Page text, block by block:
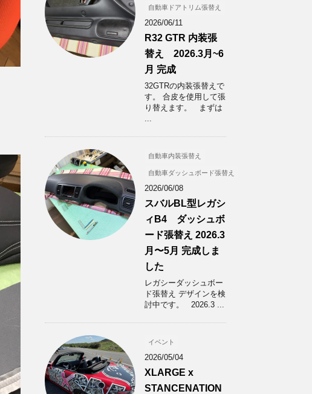
自動車ドアトリム張替え
2026/06/11
R32 GTR 内装張
替え 2026.3月~6
月 完成
32GTRの内装張替えで
す。 合皮を使用して張
り替えます。 まずは
...
自動車内装張替え
自動車ダッシュボード張替え
2026/06/08
スバルBL型レガシ
ィB4 ダッシュボ
ード張替え 2026.3
月〜5月 完成しま
した
レガシーダッシュボー
ド張替え デザインを検
討中です。 2026.3 ...
イベント
2026/05/04
XLARGE x
STANCENATION